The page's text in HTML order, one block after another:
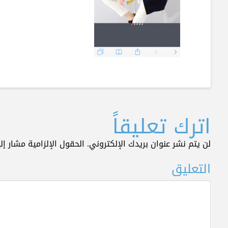
اترك تعليقاً
لن يتم نشر عنوان بريدك الإلكتروني. الحقول الإلزامية مشار
التعليق